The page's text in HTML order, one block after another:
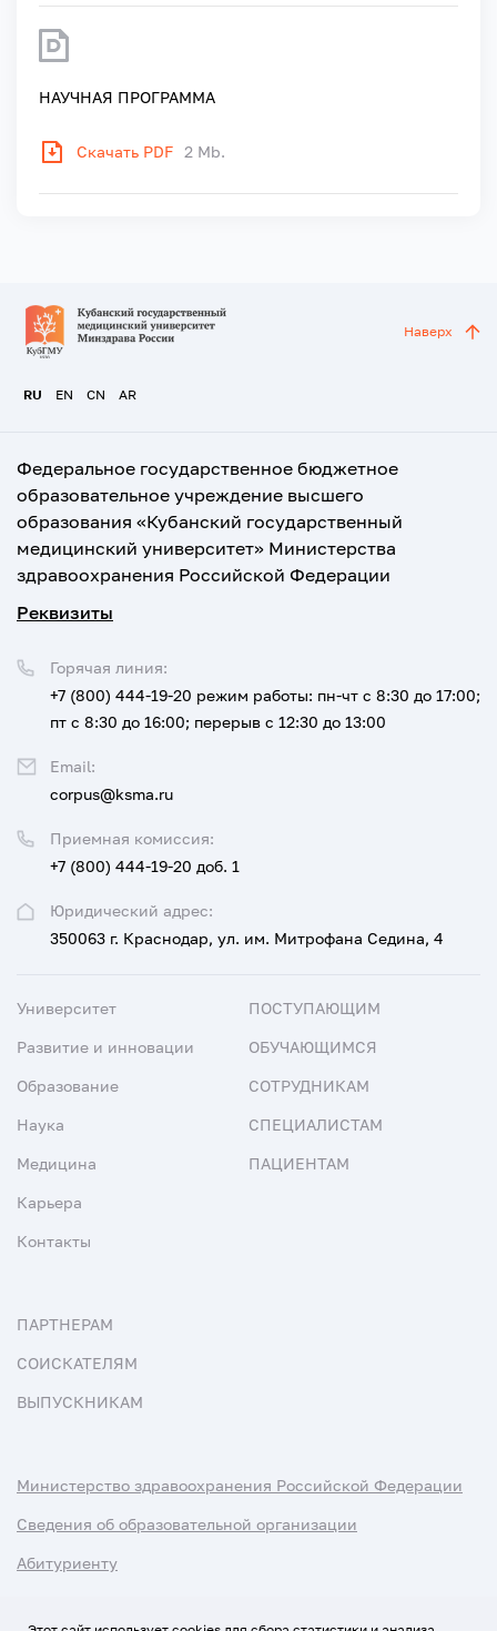
НАУЧНАЯ ПРОГРАММА
Скачать PDF 2 Mb.
RU EN CN AR
Наверх
Федеральное государственное бюджетное
образовательное учреждение высшего
образования «Кубанский государственный
медицинский университет» Министерства
здравоохранения Российской Федерации
Реквизиты
Юридический адрес:
350063 г. Краснодар, ул. им. Митрофана Седина, 4
Приемная комиссия:
+7 (800) 444-19-20 доб. 1
Горячая линия:
+7 (800) 444-19-20 режим работы: пн-чт с 8:30 до 17:00;
пт с 8:30 до 16:00; перерыв с 12:30 до 13:00
Email:
corpus@ksma.ru
Университет
Развитие и инновации
Образование
Наука
Медицина
Карьера
Контакты
ПОСТУПАЮЩИМ
ОБУЧАЮЩИМСЯ
СОТРУДНИКАМ
СПЕЦИАЛИСТАМ
ПАЦИЕНТАМ
ПАРТНЕРАМ
СОИСКАТЕЛЯМ
ВЫПУСКНИКАМ
Министерство здравоохранения Российской Федерации
Сведения об образовательной организации
Абитуриенту